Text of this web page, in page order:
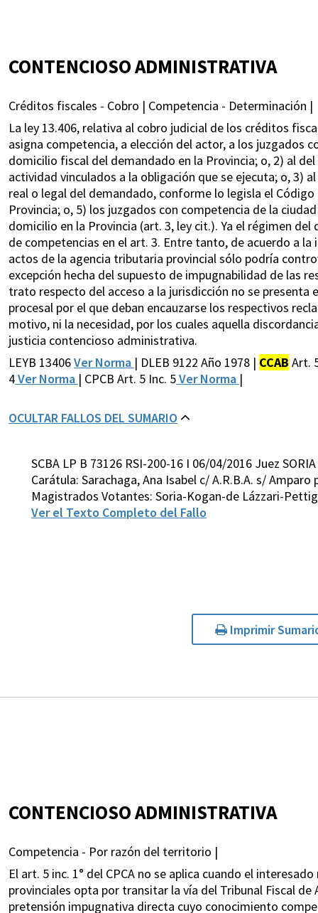
CONTENCIOSO ADMINISTRATIVA
Créditos fiscales - Cobro | Competencia - Determinación |
La ley 13.406, relativa al cobro judicial de los créditos
asigna competencia, a elección del actor, a los juzgados
domicilio fiscal del demandado en la Provincia; o, 2) al
actividad vinculados a la obligación que se ejecuta; o, 3)
real o legal del demandado, conforme lo legisla el
Provincia; o, 5) los juzgados con competencia de la
domicilio en la Provincia (art. 3, ley cit.). Ya el régimen
de competencias en el art. 3. Entre tanto, de acuerdo a
actos de la agencia tributaria provincial sólo podría
excepción hecha del supuesto de impugnabilidad de las
trato respecto del acceso a la jurisdicción no se presenta
procesal por el que deban encauzarse los respectivos
motivo, ni la necesidad, por los cuales aquella
justicia contencioso administrativa.
LEYB 13406Ver Norma | DLEB 9122 Año 1978 | CCAB Art.
4Ver Norma | CPCB Art. 5 Inc. 5Ver Norma |
OCULTAR FALLOS DEL SUMARIO
SCBA LP B 73126 RSI-200-16 I 06/04/2016 Juez SORIA
Carátula: Sarachaga, Ana Isabel c/ A.R.B.A. s/
Magistrados Votantes: Soria-Kogan-de Lázzari-
Ver el Texto Completo del Fallo
Imprimir
CONTENCIOSO ADMINISTRATIVA
Competencia - Por razón del territorio |
El art. 5 inc. 1° del CPCA no se aplica cuando el
provinciales opta por transitar la vía del Tribunal Fiscal
pretensión impugnativa directa cuyo conocimiento